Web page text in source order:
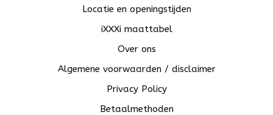
Locatie en openingstijden
iXXXi maattabel
Over ons
Algemene voorwaarden / disclaimer
Privacy Policy
Betaalmethoden